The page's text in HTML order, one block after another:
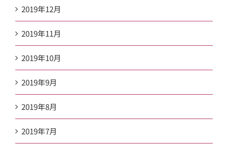
2019年12月
2019年11月
2019年10月
2019年9月
2019年8月
2019年7月